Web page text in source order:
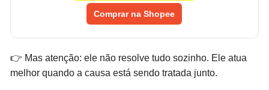
Comprar na Shopee
👉 Mas atenção: ele não resolve tudo sozinho. Ele atua
melhor quando a causa está sendo tratada junto.